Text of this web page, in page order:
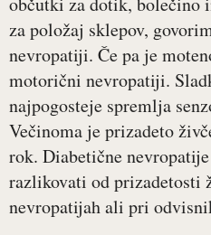
za položaj sklepov,
nevropatiji. Če pa je
motorični nevropatiji.
najpogosteje spremlja
Večinoma je prizadeto
rok. Diabetične
razlikovati od prizadetosti
nevropatijah ali pri